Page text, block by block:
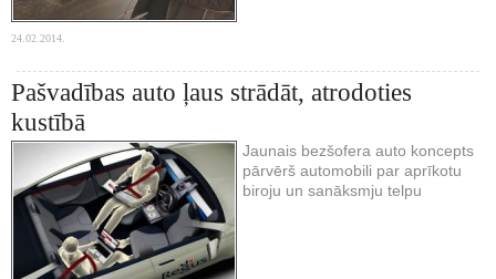
24.02.2014.
Pašvadības auto ļaus strādāt, atrodoties
kustībā
Jaunais bezšofera auto koncepts
pārvērš automobili par aprīkotu
biroju un sanāksmju telpu